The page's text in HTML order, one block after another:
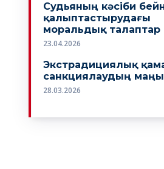
Судьяның кәсіби
қалыптастырудағы
моральдық талаптар
23.04.2026
Экстрадициялық
санкциялаудың
28.03.2026